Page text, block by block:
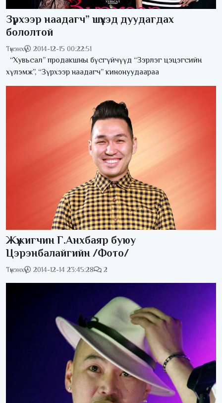
Зүрхээр наадагч” шүүхэд дуудагдах
бололтой
Түмэнхүү 2014-12-15 00:22:51
“Хувьсал” продакшны бүсгүйчүүд “Зэрлэг цэцэгсийн
хүлэмж”, “Зүрхээр наадагч” кинонуудаараа
Жүжигчин Г.Анхбаяр буюу
Цэрэнбалайгийн /Фото/
Түмэнхүү 2014-12-14 23:45:28 2